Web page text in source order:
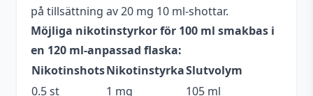
på tillsättning av 20 mg 10 ml-shottar.
Möjliga nikotinstyrkor för 100 ml smakbas i
en 120 ml-anpassad flaska:
NikotinshotsNikotinstyrkaSlutvolym
0.5 st
1 mg
105 ml
Blandning
50VG / 50PG
Flaskstorlek
120 ml
Innehåller
cooling
Okänt